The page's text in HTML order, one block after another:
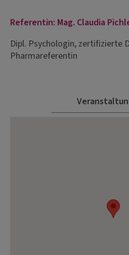
Referentin: Mag. Claudia
Dipl. Psychologin, zertifizierte
Pharmareferentin